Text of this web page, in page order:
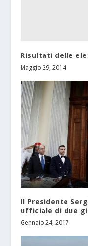
Risultati delle
Maggio 29, 2014
Il Presidente
ufficiale di due
Gennaio 24, 2017